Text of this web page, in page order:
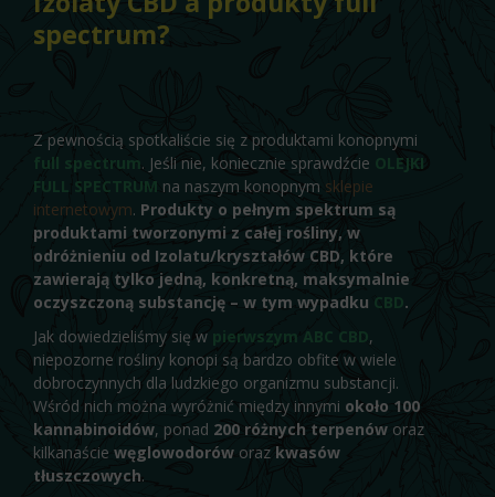
spectrum?
Z pewnością spotkaliście się z produktami konopnymi
full spectrum. Jeśli nie, koniecznie sprawdźcie OLEJKI
FULL SPECTRUM na naszym konopnym sklepie
internetowym. Produkty o pełnym spektrum są
produktami tworzonymi z całej rośliny, w
odróżnieniu od Izolatu/kryształów CBD, które
zawierają tylko jedną, konkretną, maksymalnie
oczyszczoną substancję – w tym wypadku CBD.
Jak dowiedzieliśmy się w pierwszym ABC CBD,
niepozorne rośliny konopi są bardzo obfite w wiele
dobroczynnych dla ludzkiego organizmu substancji.
Wśród nich można wyróżnić między innymi około 100
kannabinoidów, ponad 200 różnych terpenów oraz
kilkanaście węglowodorów oraz kwasów
tłuszczowych.